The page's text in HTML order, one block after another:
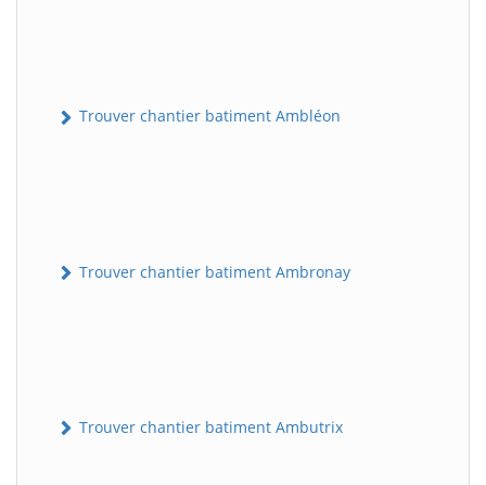
Trouver chantier batiment Ambléon
Trouver chantier batiment Ambronay
Trouver chantier batiment Ambutrix